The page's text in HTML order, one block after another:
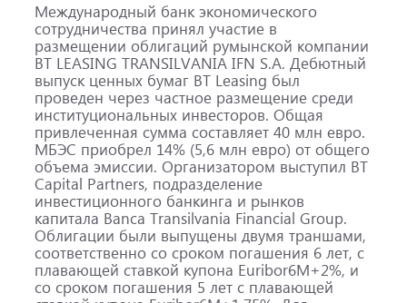
Международный банк экономического
сотрудничества принял участие в
размещении облигаций румынской компании
BT LEASING TRANSILVANIA IFN S.A. Дебютный
выпуск ценных бумаг BT Leasing был
проведен через частное размещение среди
институциональных инвесторов. Общая
привлеченная сумма составляет 40 млн евро.
МБЭС приобрел 14% (5,6 млн евро) от общего
объема эмиссии. Организатором выступил BT
Capital Partners, подразделение
инвестиционного банкинга и рынков
капитала Banca Transilvania Financial Group.
Облигации были выпущены двумя траншами,
соответственно со сроком погашения 6 лет, с
плавающей ставкой купона Euribor6M+2%, и
со сроком погашения 5 лет с плавающей